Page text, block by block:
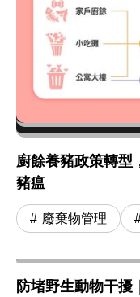
廚餘養豬政策轉型
豬瘟
廢棄物管理
防堵野生動物干擾